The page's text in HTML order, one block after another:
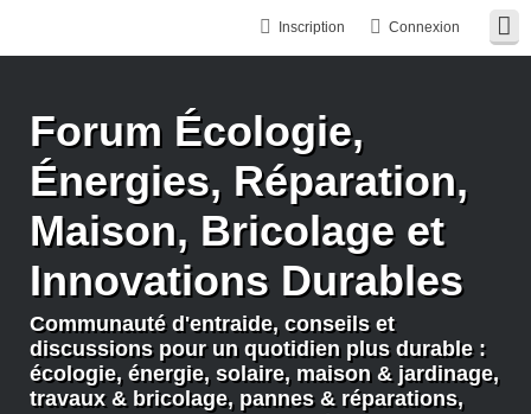
Connexion
Inscription
Forum Écologie,
Énergies, Réparation,
Maison, Bricolage et
Innovations Durables
Communauté d'entraide, conseils et
discussions pour un quotidien plus durable :
écologie, énergie, solaire, maison & jardinage,
travaux & bricolage, pannes & réparations,